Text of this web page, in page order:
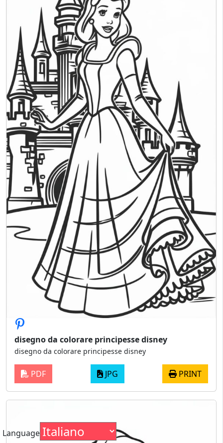
disegno da colorare principesse disney
disegno da colorare principesse disney
PDF JPG PRINT
Language